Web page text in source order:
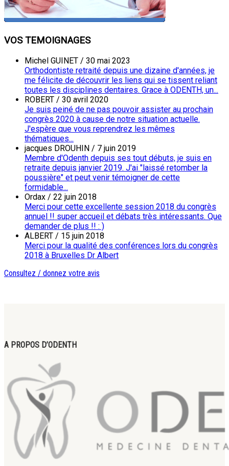
VOS TEMOIGNAGES
Michel GUINET / 30 mai 2023
Orthodontiste retraité depuis une dizaine d'années, je
me félicite de découvrir les liens qui se tissent reliant
toutes les disciplines dentaires. Grace à ODENTH, un...
ROBERT / 30 avril 2020
Je suis peiné de ne pas pouvoir assister au prochain
congrès 2020 à cause de notre situation actuelle.
J'espère que vous reprendrez les mêmes
thématiques...
jacques DROUHIN / 7 juin 2019
Membre d'Odenth depuis ses tout débuts, je suis en
retraite depuis janvier 2019. J'ai "laissé retomber la
poussière" et peut venir témoigner de cette
formidable...
Ordax / 22 juin 2018
Merci pour cette excellente session 2018 du congrès
annuel !! super accueil et débats très intéressants. Que
demander de plus !! : )
ALBERT / 15 juin 2018
Merci pour la qualité des conférences lors du congrès
2018 à Bruxelles Dr Albert
Consultez / donnez votre avis
A PROPOS D’ODENTH